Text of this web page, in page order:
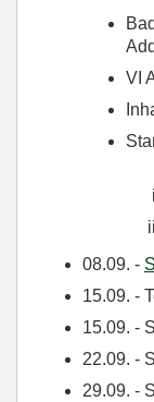
VI
08.09. -
15.09. -
15.09. -
22.09. -
29.09. -